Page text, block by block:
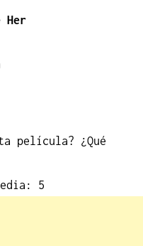
Her
película? ¿Qué
5